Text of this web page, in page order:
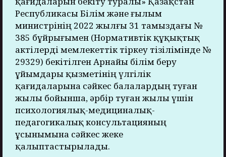
Республикасы Білім және ғылым
министрінің 2022 жылғы 31 тамыздағы №
385 бұйрығымен (Нормативтік құқықтық
актілерді мемлекеттік тіркеу тізілімінде №
29329) бекітілген Арнайы білім беру
ұйымдары қызметінің үлгілік
қағидаларына сәйкес балалардың туған
жылы бойынша, әрбір туған жылы үшін
психологиялық-медициналық-
педагогикалық консультацияның
ұсынымына сәйкес жеке
қалыптастырылады.